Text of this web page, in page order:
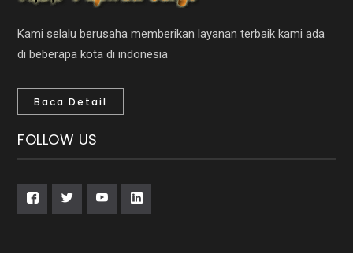
Kami selalu berusaha memberikan layanan terbaik kami ada
di beberapa kota di indonesia
Baca Detail
FOLLOW US